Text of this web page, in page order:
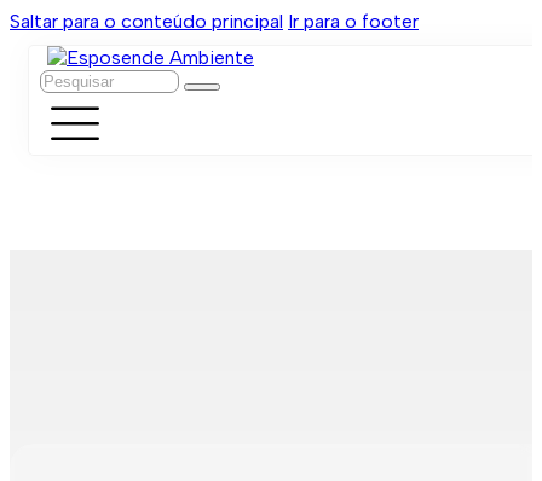
Saltar para o conteúdo principal Ir para o footer
Pesquisar